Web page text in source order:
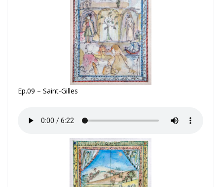
Ep.09 – Saint-Gilles